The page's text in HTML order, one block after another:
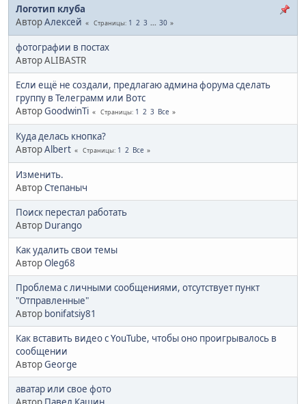
Логотип клуба
АвторАлексей Страницы 1 2 3 ... 30
фотографии в постах
Автор ALIBASTR
Если ещё не создали, предлагаю админа форума сделать
группу в Телеграмм или Вотс
АвторGoodwinTi Страницы 1 2 3 Все
Куда делась кнопка?
АвторAlbert Страницы 1 2 Все
Изменить.
АвторСтепаныч
Поиск перестал работать
Автор Durango
Как удалить свои темы
АвторOleg68
Проблема с личными сообщениями, отсутствует пункт
"Отправленные"
Автор bonifatsiy81
Как вставить видео с YouTube, чтобы оно проигрывалось в
сообщении
АвторGeorge
аватар или свое фото